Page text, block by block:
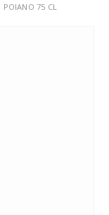
POIANO 75 CL